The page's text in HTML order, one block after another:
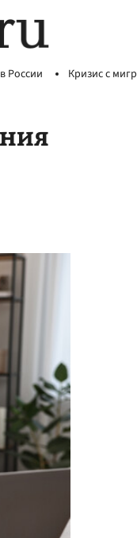
России Кризис с